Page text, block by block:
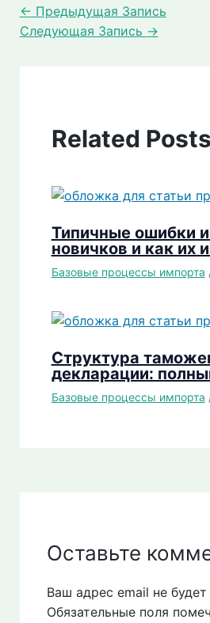
← Предыдущая Запись
Следующая Запись →
Related Posts
Типичные ошибки
новичков и как их
Базовые процессы импорта
Структура
декларации:
Базовые процессы импорта
Оставьте
Ваш адрес email не будет
Обязательные поля